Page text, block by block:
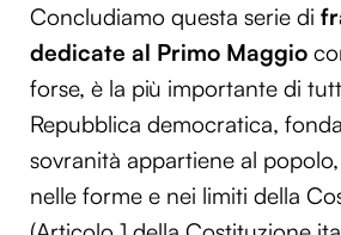
Concludiamo questa serie di
dedicate al Primo Maggio
forse, è la più importante di
Repubblica democratica,
sovranità appartiene al
nelle forme e nei limiti della